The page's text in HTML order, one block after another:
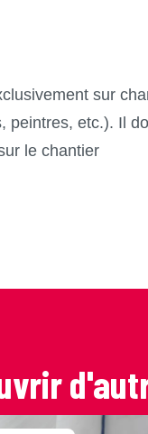
sur
etc.). Il
le chantier